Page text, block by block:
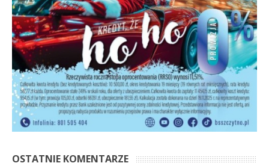
OSTATNIE KOMENTARZE